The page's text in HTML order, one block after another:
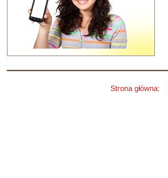
Strona główna: